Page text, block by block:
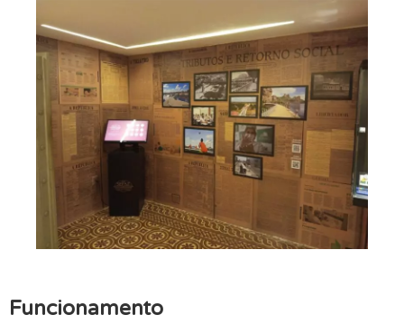
Funcionamento